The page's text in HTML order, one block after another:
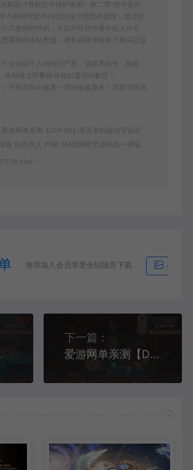
和国计算机软件保护条例》第二章"软件菩作
习和研究软件内含的设计思想和原理，通过安
式使用软件的，可以不经软件著作权人许可，
要商用本站资源，请务必联系版权方购买正版
企业或个人的知识产权，请联系站长，邮箱：
本站将立即删除并致以最深的歉意！
不包含BUG修复一类的修改服务！若要求较高
爱游网单亲测【DNF86】星辰单机版仿官设定
嵌 站街假人 内辅 GM视频教学虚拟机一键端
推荐加入会员享受全站随意下载 生成海
视频教学
下一篇：
爱游网单亲测【DNF70】黑神话70微变异界侍魂宝珠 异界属性装备 魂图 安图恩本 GM工具 内辅 挂机假人 虚拟机一键端单机视频安装教学